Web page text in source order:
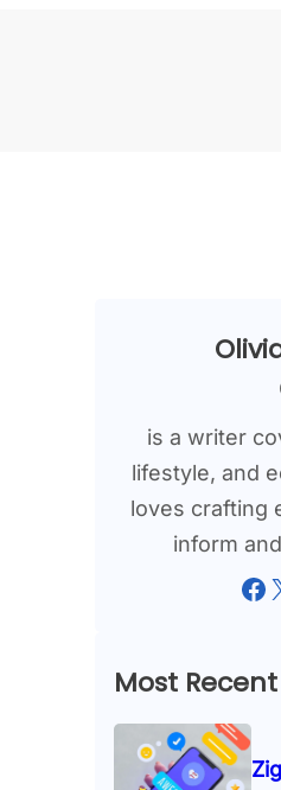
is a writer
lifestyle, and
loves crafting
inform
Facebook
Most Recent